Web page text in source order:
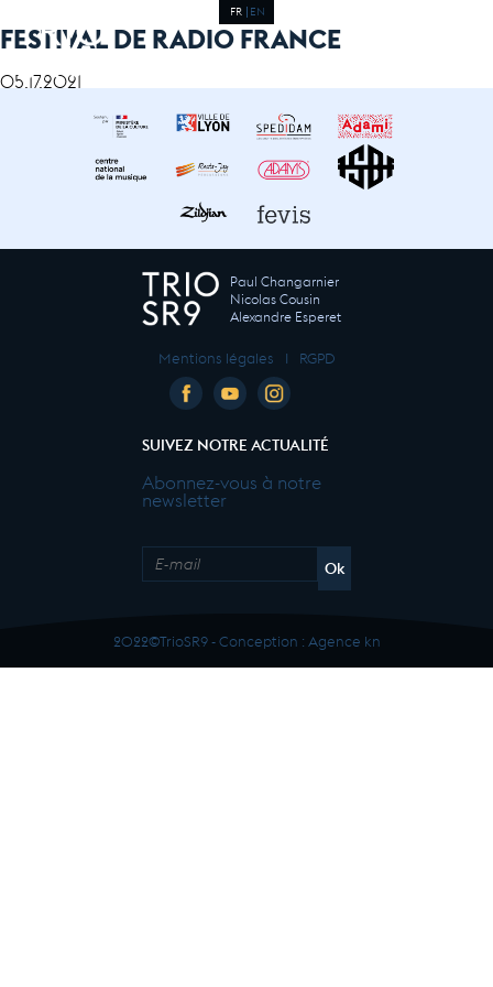
FR EN
FESTIVAL DE RADIO FRANCE
05.17.2021
Paul Changarnier
Nicolas Cousin
Alexandre Esperet
Mentions légales I RGPD
SUIVEZ NOTRE ACTUALITÉ
Abonnez-vous à notre
newsletter
2022©TrioSR9 - Conception : Agence kn